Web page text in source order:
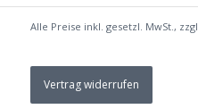
Alle Preise inkl. gesetzl. MwSt., zzgl.
Vertrag widerrufen